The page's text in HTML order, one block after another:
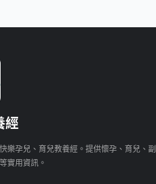
經
樂孕兒、育兒教養經。提供懷孕、育兒、副
實用資訊。